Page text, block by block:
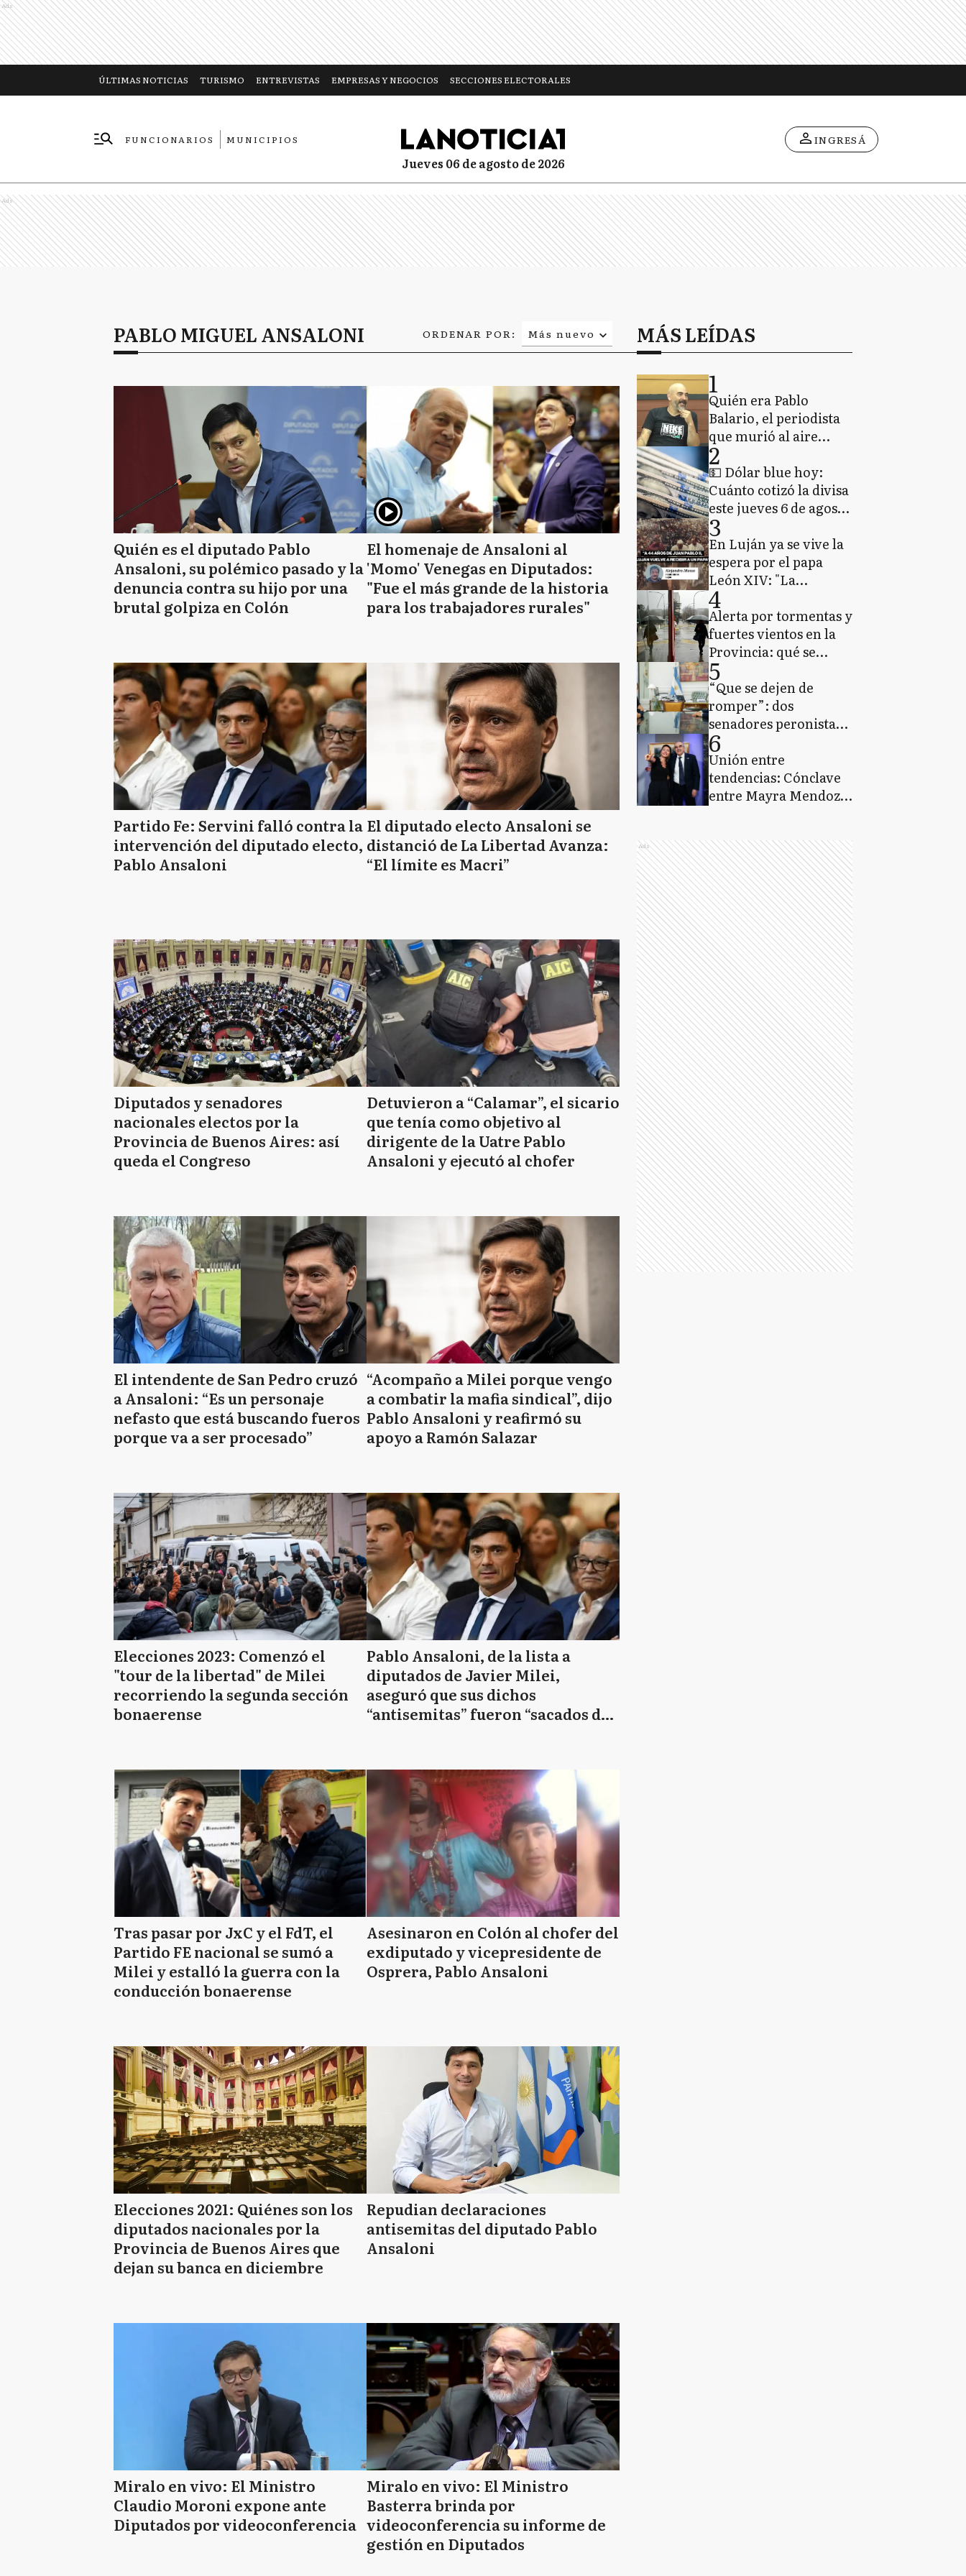
Ads
ÚLTIMAS NOTICIAS TURISMO ENTREVISTAS EMPRESAS Y NEGOCIOS SECCIONES ELECTORALES
FUNCIONARIOS
MUNICIPIOS
jueves 06 de agosto de 2026
INGRESÁ
Ads
PABLO MIGUEL ANSALONI ORDENAR POR:
Más nuevo
Relevancia
Quién es el diputado Pablo
Ansaloni, su polémico pasado y la
denuncia contra su hijo por una
brutal golpiza en Colón
El homenaje de Ansaloni al
'Momo' Venegas en Diputados:
"Fue el más grande de la historia
para los trabajadores rurales"
Partido Fe: Servini falló contra la
intervención del diputado electo,
Pablo Ansaloni
El diputado electo Ansaloni se
distanció de La Libertad Avanza:
“El límite es Macri”
Diputados y senadores
nacionales electos por la
Provincia de Buenos Aires: así
queda el Congreso
Detuvieron a “Calamar”, el sicario
que tenía como objetivo al
dirigente de la Uatre Pablo
Ansaloni y ejecutó al chofer
El intendente de San Pedro cruzó
a Ansaloni: “Es un personaje
nefasto que está buscando fueros
porque va a ser procesado”
“Acompaño a Milei porque vengo
a combatir la mafia sindical”, dijo
Pablo Ansaloni y reafirmó su
apoyo a Ramón Salazar
Elecciones 2023: Comenzó el
"tour de la libertad" de Milei
recorriendo la segunda sección
bonaerense
Pablo Ansaloni, de la lista a
diputados de Javier Milei,
aseguró que sus dichos
“antisemitas” fueron “sacados de
Tras pasar por JxC y el FdT, el
Partido FE nacional se sumó a
Milei y estalló la guerra con la
conducción bonaerense
Asesinaron en Colón al chofer del
exdiputado y vicepresidente de
Osprera, Pablo Ansaloni
Elecciones 2021: Quiénes son los
diputados nacionales por la
Provincia de Buenos Aires que
dejan su banca en diciembre
Repudian declaraciones
antisemitas del diputado Pablo
Ansaloni
Miralo en vivo: El Ministro
Claudio Moroni expone ante
Diputados por videoconferencia
Miralo en vivo: El Ministro
Basterra brinda por
videoconferencia su informe de
gestión en Diputados
MÁS LEÍDAS
1
Quién era Pablo
Balario, el periodista
que murió al aire
durante el estreno de
su nuevo programa en
Sierra de la Ventana
2
💵 Dólar blue hoy:
Cuánto cotizó la divisa
este jueves 6 de agosto
de 2026
3
En Luján ya se vive la
espera por el papa
León XIV: "La
comunidad religiosa
tiene una enorme
expectativa"
4
Alerta por tormentas y
fuertes vientos en la
Provincia: qué se
espera del clima para
lo que resta del jueves
5
“Que se dejen de
romper”: dos
senadores peronistas
enojados por la
interna entre Máximo
y Kicillof
6
Unión entre
tendencias: Cónclave
entre Mayra Mendoza
Ads